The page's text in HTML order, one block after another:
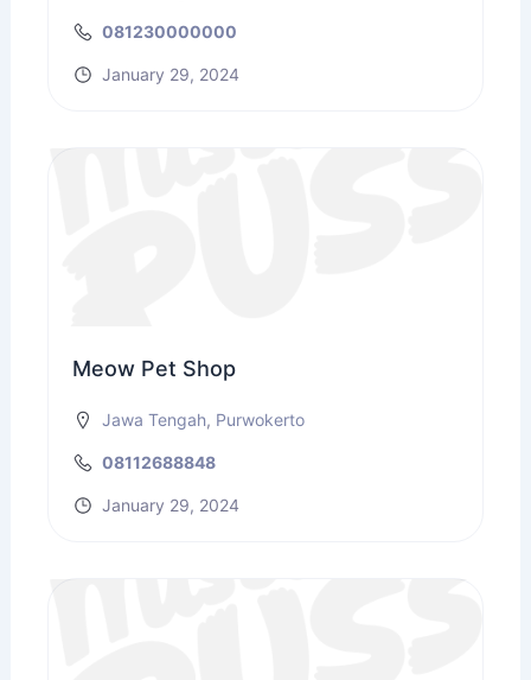
081230000000
January 29, 2024
Meow Pet Shop
Jawa Tengah, Purwokerto
08112688848
January 29, 2024